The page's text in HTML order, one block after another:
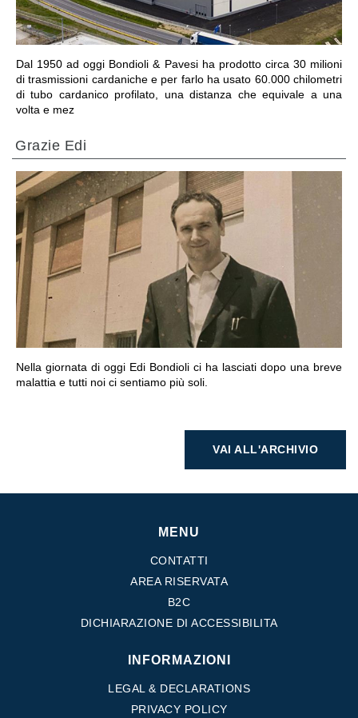
Dal 1950 ad oggi Bondioli & Pavesi ha prodotto circa 30 milioni
di trasmissioni cardaniche e per farlo ha usato 60.000 chilometri
di tubo cardanico profilato, una distanza che equivale a una
volta e mez
Grazie Edi
Nella giornata di oggi Edi Bondioli ci ha lasciati dopo una breve
malattia e tutti noi ci sentiamo più soli.
VAI ALLA SEZIONE
VAI ALL'ARCHIVIO
MENU
CONTATTI
AREA RISERVATA
B2C
DICHIARAZIONE DI ACCESSIBILITA
INFORMAZIONI
LEGAL & DECLARATIONS
PRIVACY POLICY